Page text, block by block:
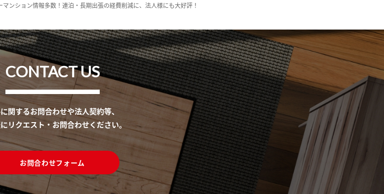
ンション情報多数！連泊・長期出張の経費削減に、法人様にも大好評！
CONTACT US
関するお問合わせや法人契約等、
リクエスト・お問合わせください。
お問合わせフォーム